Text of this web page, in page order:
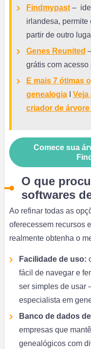
Findmypast–
irlandesa, permite
partir de outro
Genes Reunited
grátis com
E mais 7 ótimas
genealogiaI Veja
criador de
Comece sua
O que
softwares
Ao refinar todas as
oferecessem recursos
realmente obtenha o
Facilidade de uso:
fácil de navegar e
ser simples de usar
especialista em
Banco de dados
empresas que
genealógicos com